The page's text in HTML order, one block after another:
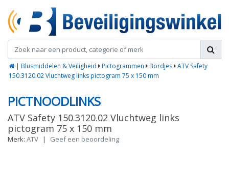
| Blusmiddelen & Veiligheid Pictogrammen Bordjes ATV Safety
150.3120.02 Vluchtweg links pictogram 75 x 150 mm
PICTNOODLINKS
ATV Safety 150.3120.02 Vluchtweg links
pictogram 75 x 150 mm
Merk: ATV | Geef een beoordeling